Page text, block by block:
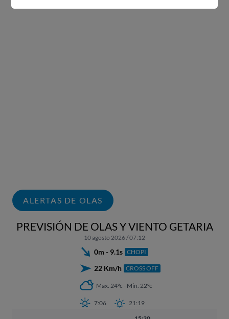
ALERTAS DE OLAS
PREVISIÓN DE OLAS Y VIENTO GETARIA
10 agosto 2026 / 07:12
0m - 9.1s CHOPI
22 Km/h CROSS OFF
Max. 24ºc - Min. 22ºc
7:06 21:19